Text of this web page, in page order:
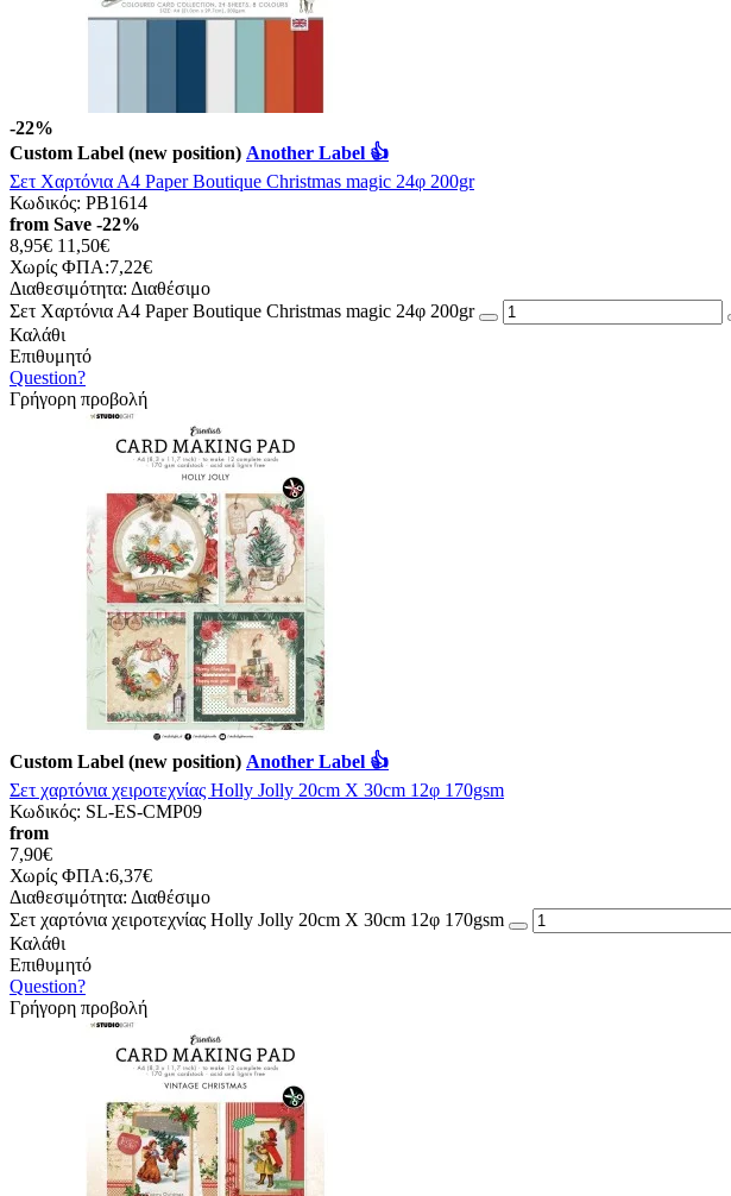
-22%
Custom Label (new position) Another Label 👍
Σετ Χαρτόνια Α4 Paper Boutique Christmas magic 24φ 200gr
Κωδικός: PB1614
from Save -22%
8,95€ 11,50€
Χωρίς ΦΠΑ:7,22€
Διαθεσιμότητα: Διαθέσιμο
Σετ Χαρτόνια Α4 Paper Boutique Christmas magic 24φ 200gr
Καλάθι
Επιθυμητό
Question?
Γρήγορη προβολή
Custom Label (new position) Another Label 👍
Σετ χαρτόνια χειροτεχνίας Holly Jolly 20cm X 30cm 12φ 170gsm
Κωδικός: SL-ES-CMP09
from
7,90€
Χωρίς ΦΠΑ:6,37€
Διαθεσιμότητα: Διαθέσιμο
Σετ χαρτόνια χειροτεχνίας Holly Jolly 20cm X 30cm 12φ 170gsm
Καλάθι
Επιθυμητό
Question?
Γρήγορη προβολή